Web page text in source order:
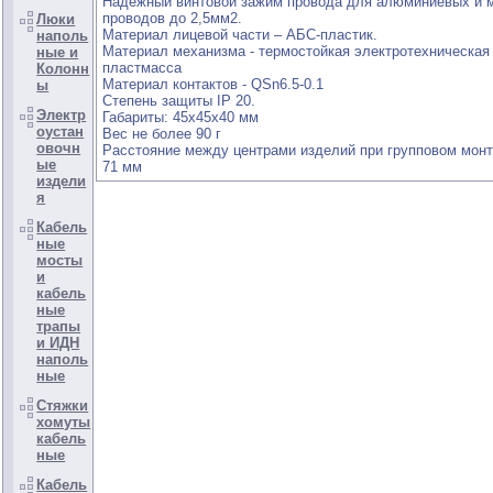
Люки
наполь
ные и
Колонн
ы
Электр
оустан
овочн
ые
издели
я
Кабель
ные
мосты
и
кабель
ные
трапы
и ИДН
наполь
ные
Стяжки
хомуты
кабель
ные
Кабель
проводов до 2,5мм2.
Материал лицевой части – АБС-пластик.
Материал механизма - термостойкая электротехническая
пластмасса
Материал контактов - QSn6.5-0.1
Степень защиты IP 20.
Габариты: 45х45х40 мм
Вес не более 90 г
Расстояние между центрами изделий при групповом
71 мм